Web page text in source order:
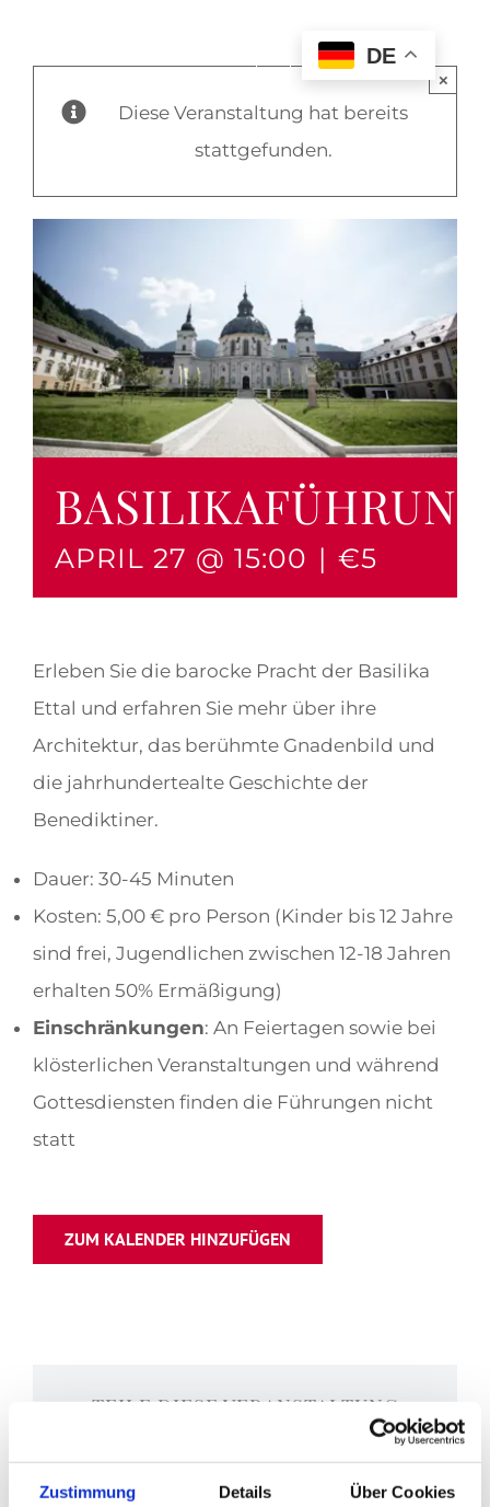
Zustimmung Details Über Cookies
DE
Diese Veranstaltung hat bereits
stattgefunden.
×
BASILIKAFÜHRUNG
APRIL 27 @ 15:00 | €5
Erleben Sie die barocke Pracht der Basilika
Ettal und erfahren Sie mehr über ihre
Architektur, das berühmte Gnadenbild und
die jahrhundertealte Geschichte der
Benediktiner.
Dauer: 30-45 Minuten
Kosten: 5,00 € pro Person (Kinder bis 12 Jahre
sind frei, Jugendlichen zwischen 12-18 Jahren
erhalten 50% Ermäßigung)
Einschränkungen: An Feiertagen sowie bei
klösterlichen Veranstaltungen und während
Gottesdiensten finden die Führungen nicht
statt
ZUM KALENDER HINZUFÜGEN
TEILE DIESE VERANSTALTUNG
Facebook
X LinkedInWhatsAppTumblrPinterestE-
Mail